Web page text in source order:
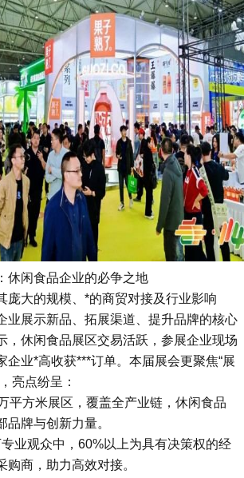
休闲食品企业的必争之地
庞大的规模、*的商贸对接及行业影响
业展示新品、拓展渠道、提升品牌的核心
，休闲食品展区交易活跃，参展企业现场
企业*高收获***订单。本届展会更聚焦“展
亮点纷呈：
平方米展区，覆盖全产业链，休闲食品
品牌与创新力量。
业观众中，60%以上为具有决策权的经
购商，助力高效对接。